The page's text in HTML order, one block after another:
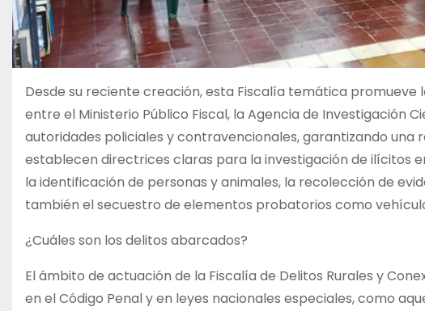
Desde su reciente creación, esta Fiscalía temática
entre el Ministerio Público Fiscal, la Agencia de Investigación
autoridades policiales y contravencionales, garantizando una
establecen directrices claras para la investigación de ilícitos
la identificación de personas y animales, la recolección de
también el secuestro de elementos probatorios como
¿Cuáles son los delitos abarcados?
El ámbito de actuación de la Fiscalía de Delitos Rurales y
en el Código Penal y en leyes nacionales especiales, como